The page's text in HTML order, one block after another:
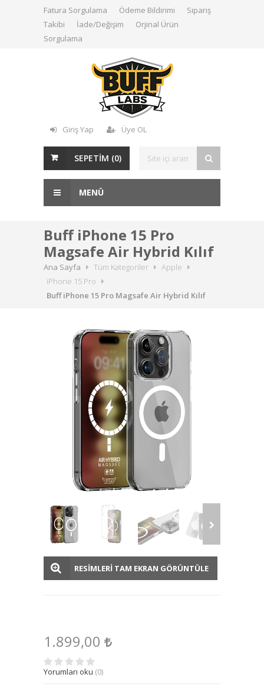
Fatura Sorgulama Ödeme Bildirimi
Sipariş
Takibi
İade/Değişim
Orjinal Ürün
Sorgulama
Giriş Yap Üye OL
SEPETİM (0)
MENÜ
Buff iPhone 15 Pro
Magsafe Air Hybrid Kılıf
Ana Sayfa Tüm Kategoriler
Apple
iPhone 15 Pro
Buff iPhone 15 Pro Magsafe Air Hybrid Kılıf
RESİMLERİ TAM EKRAN GÖRÜNTÜLE
1.899,00
Yorumları oku (0)